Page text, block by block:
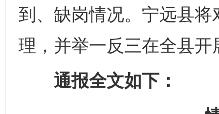
到、缺岗情况。宁远县
理，并举一反三在全县开
通报全文如下：